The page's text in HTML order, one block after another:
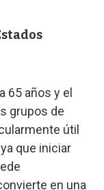
65 años y el
grupos de
útil
que iniciar
en una